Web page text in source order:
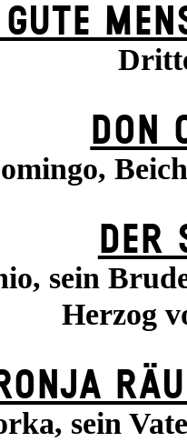
GUTE
DON
DER
sein
Herzog
sein